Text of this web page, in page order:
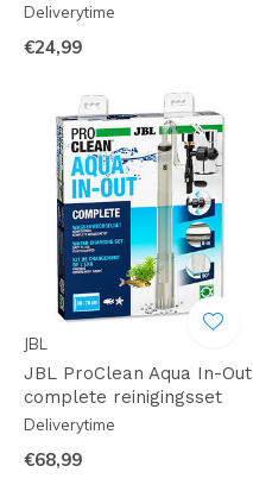
Deliverytime
€24,99
JBL
JBL ProClean Aqua In-Out
complete reinigingsset
Deliverytime
€68,99